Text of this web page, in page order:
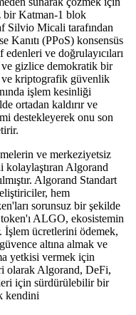
bir Katman-1 blok
Silvio Micali tarafından
Kanıtı (PPoS) konsensüs
ve doğrulayıcıları
gizlice demokratik bir
ve kriptografik güvenlik
işlem kesinliği
ortadan kaldırır ve
destekleyerek onu son
ve merkeziyetsiz
kolaylaştıran Algorand
Algorand Standart
hem
sorunsuz bir şekilde
ALGO, ekosistemin
İşlem ücretlerini ödemek,
altına almak ve
yetkisi vermek için
olarak Algorand, DeFi,
için sürdürülebilir bir
kendini